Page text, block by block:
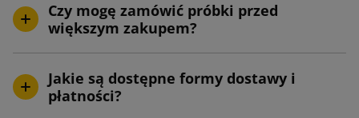
Czy mogę zamówić próbki przed
większym zakupem?
Jakie są dostępne formy dostawy i
płatności?